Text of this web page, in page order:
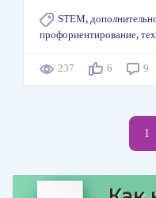
STEM,
профориентирование,
237 6 9
1